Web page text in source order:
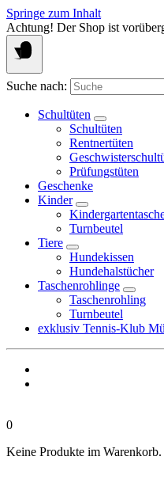
Springe zum Inhalt
Achtung! Der Shop ist
Suche nach:
Schultüten
Schultüten
Rentnertüten
Prüfungstüten
Geschenke
Kinder
Turnbeutel
Tiere
Hundekissen
Hundehalstücher
Taschenrohlinge
Taschenrohling
Turnbeutel
exklusiv Tennis-Klub
0
Keine Produkte im Warenkorb.